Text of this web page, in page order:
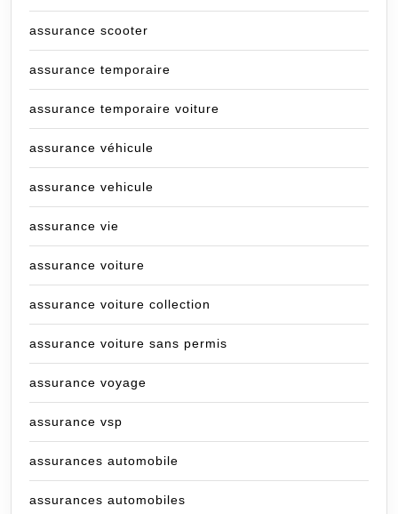
assurance scooter
assurance temporaire
assurance temporaire voiture
assurance véhicule
assurance vehicule
assurance vie
assurance voiture
assurance voiture collection
assurance voiture sans permis
assurance voyage
assurance vsp
assurances automobile
assurances automobiles